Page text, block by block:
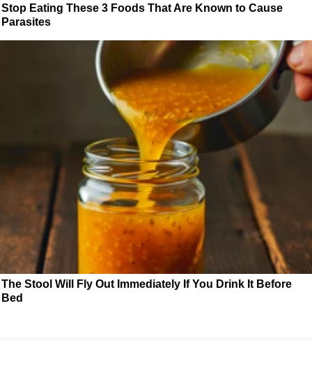
Stop Eating These 3 Foods That Are Known to Cause
Parasites
The Stool Will Fly Out Immediately If You Drink It Before
Bed